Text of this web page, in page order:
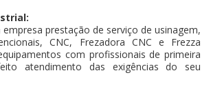
prestação de serviço de usinagem,
CNC, Frezadora CNC e Frezza
com profissionais de primeira
atendimento das exigências do seu